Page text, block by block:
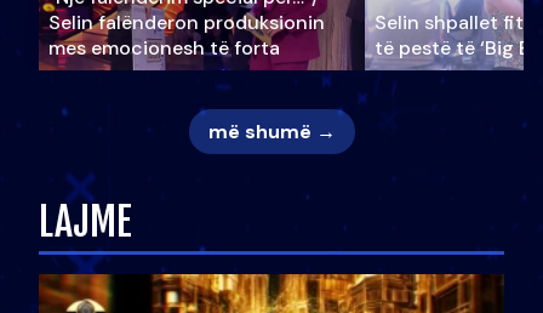
Selin falënderon produksionin
mes emocionesh të forta
Selin shpallet
të pestë të ‘Big
më shumë →
LAJME